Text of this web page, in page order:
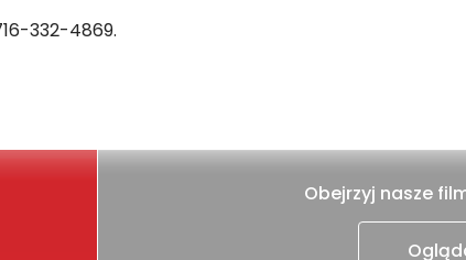
332-4869.
Obejrzyj nasze